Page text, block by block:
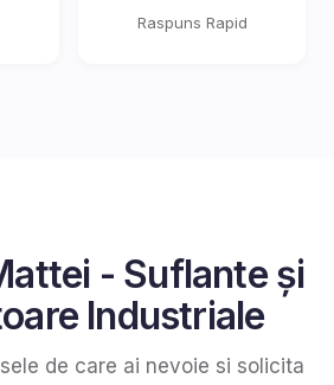
Raspuns Rapid
- Suflante și
Industriale
de care ai nevoie si solicita